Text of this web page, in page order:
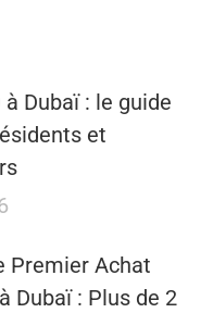
Dubaï : le guide
et
Premier Achat
Dubaï : Plus de 2